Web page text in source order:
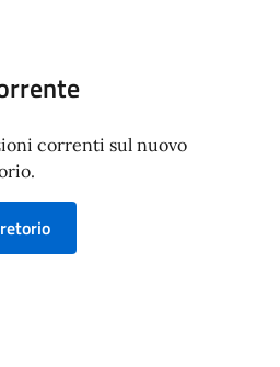
correnti sul nuovo